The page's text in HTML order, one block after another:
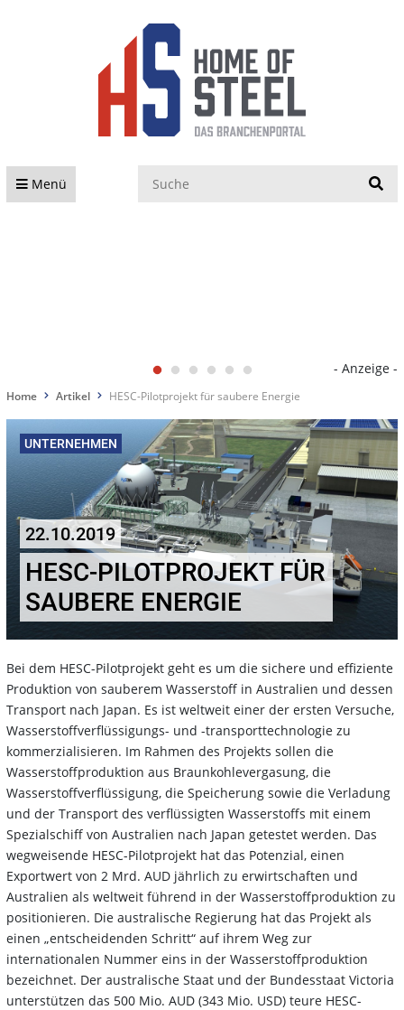
Menü
- Anzeige -
Home Artikel HESC-Pilotprojekt für saubere Energie
UNTERNEHMEN
22.10.2019
HESC-PILOTPROJEKT FÜR
SAUBERE ENERGIE
Bei dem HESC-Pilotprojekt geht es um die sichere und effiziente
Produktion von sauberem Wasserstoff in Australien und dessen
Transport nach Japan. Es ist weltweit einer der ersten Versuche,
Wasserstoffverflüssigungs- und -transporttechnologie zu
kommerzialisieren. Im Rahmen des Projekts sollen die
Wasserstoffproduktion aus Braunkohlevergasung, die
Wasserstoffverflüssigung, die Speicherung sowie die Verladung
und der Transport des verflüssigten Wasserstoffs mit einem
Spezialschiff von Australien nach Japan getestet werden. Das
wegweisende HESC-Pilotprojekt hat das Potenzial, einen
Exportwert von 2 Mrd. AUD jährlich zu erwirtschaften und
Australien als weltweit führend in der Wasserstoffproduktion zu
positionieren. Die australische Regierung hat das Projekt als
einen „entscheidenden Schritt“ auf ihrem Weg zur
internationalen Nummer eins in der Wasserstoffproduktion
bezeichnet. Der australische Staat und der Bundesstaat Victoria
unterstützen das 500 Mio. AUD (343 Mio. USD) teure HESC-